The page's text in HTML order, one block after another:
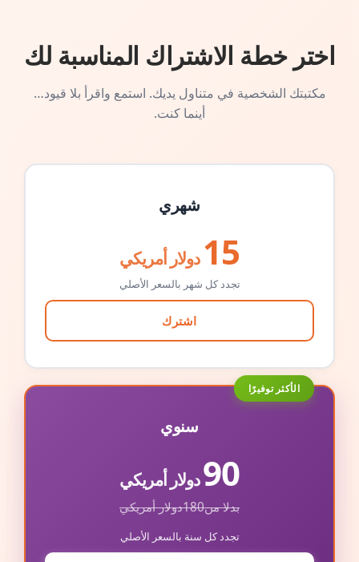
اختر خطة الاشتراك المناسبة لك
مكتبتك الشخصية في متناول يديك. استمع واقرأ بلا قيود…
أينما كنت.
شهري
15 دولار أمريكي
تجدد كل شهر بالسعر الأصلي
اشترك
الأكثر توفيرًا
سنوي
90دولار أمريكي
بدلا من180دولار أمريكي
تجدد كل سنة بالسعر الأصلي